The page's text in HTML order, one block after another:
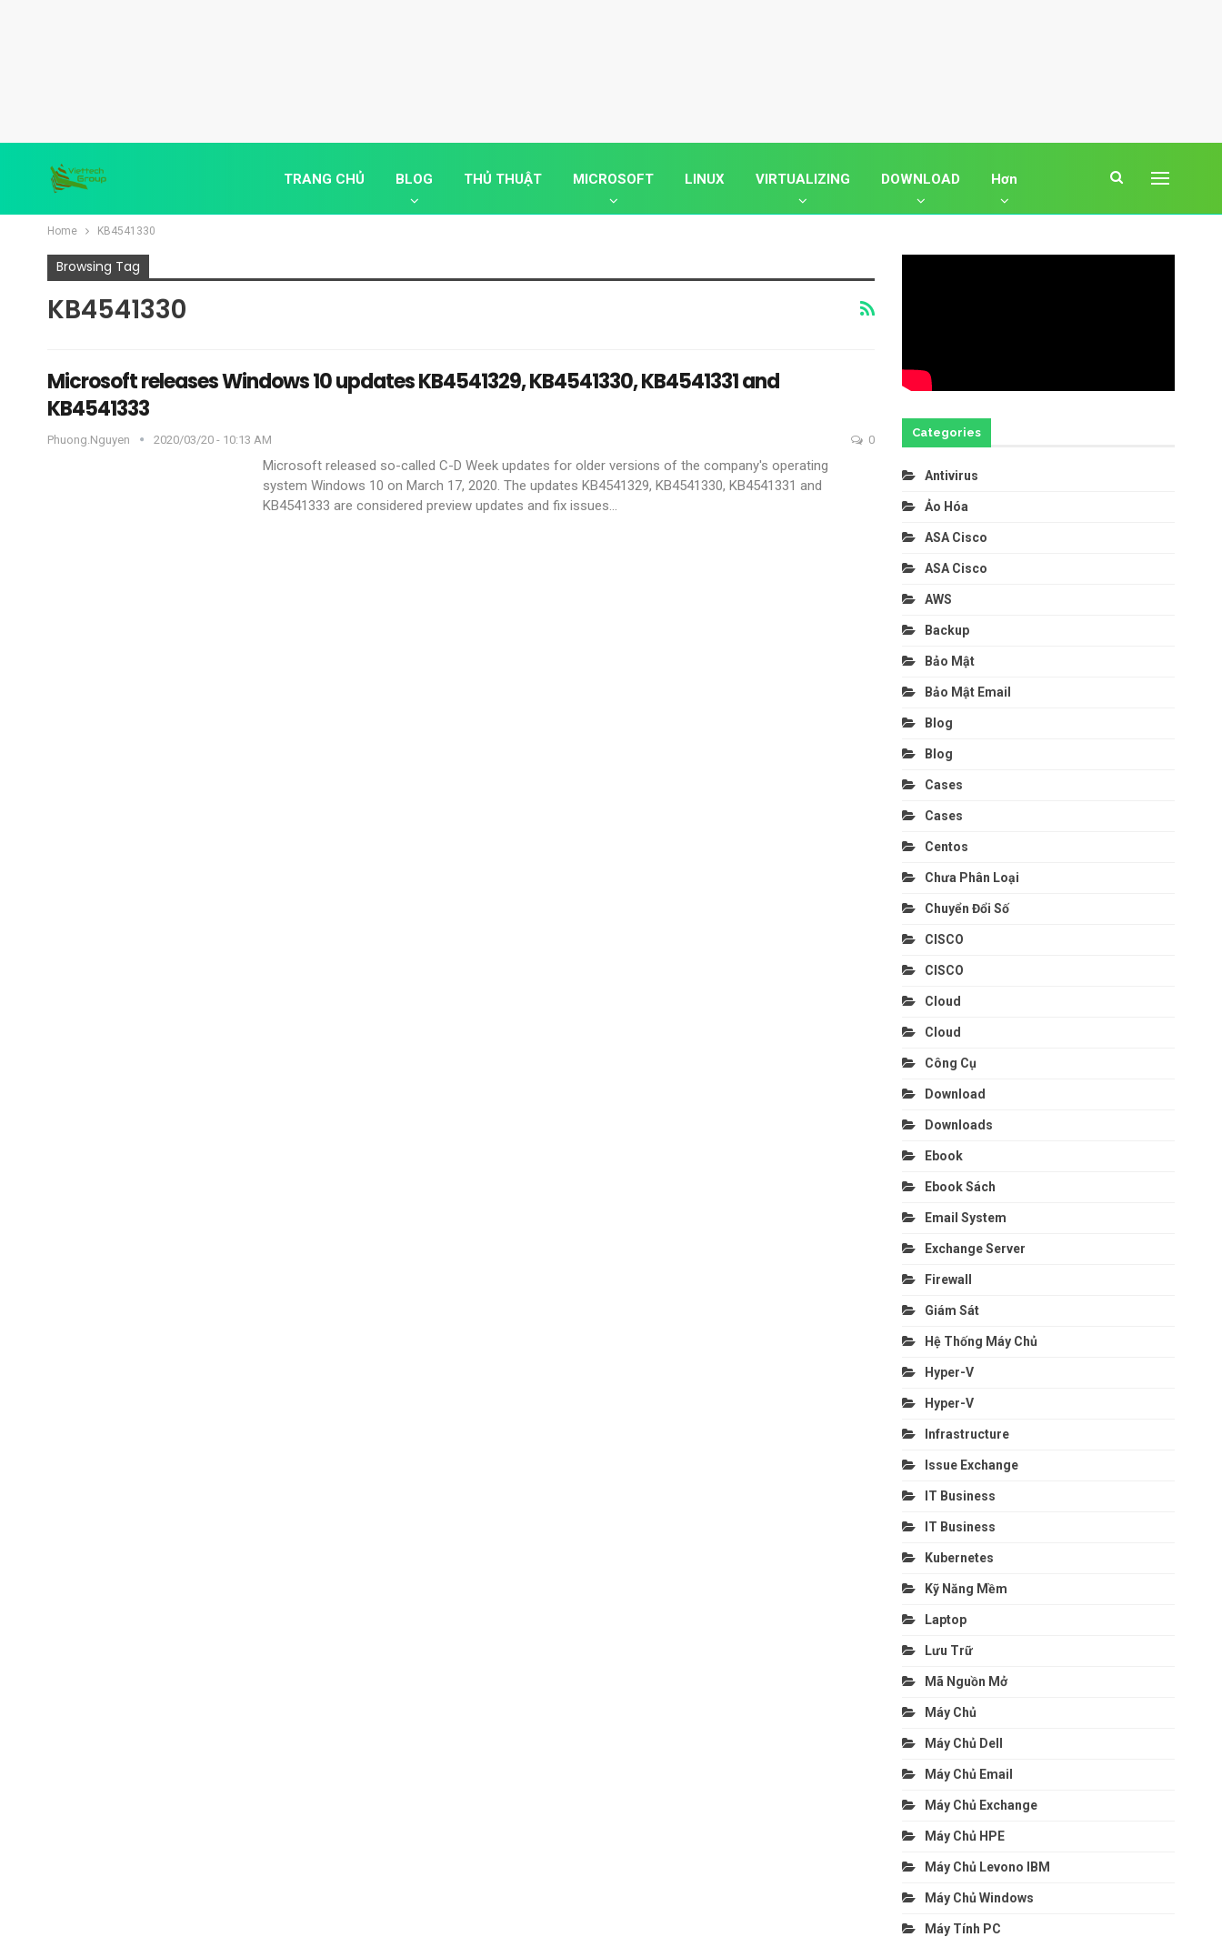
TRANG CHỦ BLOG THỦ THUẬT MICROSOFT LINUX VIRTUALIZING DOWNLOAD Hơn
Home KB4541330
Browsing Tag
KB4541330
Microsoft releases Windows 10 updates KB4541329, KB4541330, KB4541331 and
KB4541333
Phuong.nguyen 2020/03/20 - 10:13 AM 0
Microsoft released so-called C-D Week updates for older versions of the company's operating
system Windows 10 on March 17, 2020. The updates KB4541329, KB4541330, KB4541331 and
KB4541333 are considered preview updates and fix issues…
Categories
Antivirus
Ảo Hóa
ASA Cisco
ASA Cisco
AWS
Backup
Bảo Mật
Bảo Mật Email
Blog
Blog
Cases
Cases
Centos
Chưa Phân Loại
Chuyển Đổi Số
CISCO
CISCO
Cloud
Cloud
Công Cụ
Download
Downloads
Ebook
Ebook Sách
Email System
Exchange Server
Firewall
Giám Sát
Hệ Thống Máy Chủ
Hyper-V
Hyper-V
Infrastructure
Issue Exchange
IT Business
IT Business
Kubernetes
Kỹ Năng Mềm
Laptop
Lưu Trữ
Mã Nguồn Mở
Máy Chủ
Máy Chủ Dell
Máy Chủ Email
Máy Chủ Exchange
Máy Chủ HPE
Máy Chủ Levono IBM
Máy Chủ Windows
Máy Tính PC